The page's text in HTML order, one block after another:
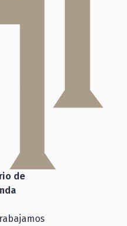
de